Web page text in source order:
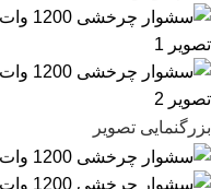
بزرگنمایی تصویر